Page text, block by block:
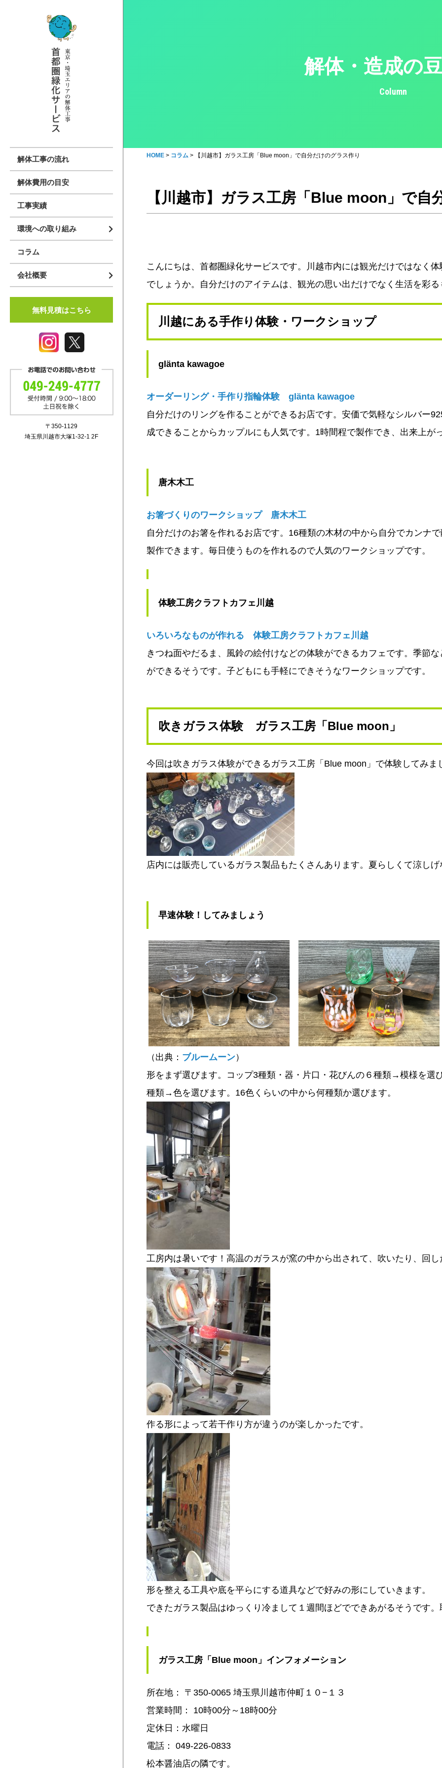
解体工事の流れ
解体費用の目安
工事実績
環境への取り組み
コラム
会社概要
スタッフ紹介
無料見積はこちら
〒350-1129
埼玉県川越市大塚1-32-1 2F
解体・造成の
Column
HOME > コラム > 【川越市】ガラス工房「Blue moon」で自分だけのグラス作り
【川越市】ガラス工房「Blue moon」で自
こんにちは、首都圏緑化サービスです。川越市内には観光だけではなく
でしょうか。自分だけのアイテムは、観光の思い出だけでなく生活を彩
川越にある手作り体験・ワークショップ
glänta kawagoe
オーダーリング・手作り指輪体験 glänta kawagoe
自分だけのリングを作ることができるお店です。安価で気軽なシルバー
成できることからカップルにも人気です。1時間程で製作でき、出来上が
唐木木工
お箸づくりのワークショップ 唐木木工
自分だけのお箸を作れるお店です。16種類の木材の中から自分でカンナ
製作できます。毎日使うものを作れるので人気のワークショップです。
体験工房クラフトカフェ川越
いろいろなものが作れる 体験工房クラフトカフェ川越
きつね面やだるま、風鈴の絵付けなどの体験ができるカフェです。季節
ができるそうです。子どもにも手軽にできそうなワークショップです。
吹きガラス体験 ガラス工房「Blue moon」
今回は吹きガラス体験ができるガラス工房「Blue moon」で体験してみま
店内には販売しているガラス製品もたくさんあります。夏らしくて涼しげ
早速体験！してみましょう
（出典： ブルームーン）
形をまず選びます。コップ3種類・器・片口・花びんの６種類→模様を選
種類→色を選びます。16色くらいの中から何種類か選びます。
工房内は暑いです！高温のガラスが窯の中から出されて、吹いたり、回し
作る形によって若干作り方が違うのが楽しかったです。
形を整える工具や底を平らにする道具などで好みの形にしていきます。
できたガラス製品はゆっくり冷まして１週間ほどでできあがるそうです
ガラス工房「Blue moon」インフォメーション
所在地： 〒350-0065 埼玉県川越市仲町１０−１３
営業時間： 10時00分～18時00分
定休日：水曜日
電話： 049-226-0833
松本醤油店の隣です。